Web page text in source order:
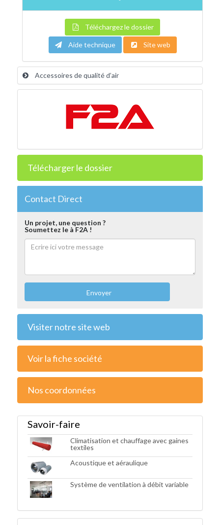
Téléchargez le dossier
Aide technique Site web
Accessoires de qualité d’air
Télécharger le dossier
Contact Direct
Un projet, une question ?
Soumettez le à F2A !
Envoyer
Visiter notre site web
Voir la fiche société
Nos coordonnées
Savoir-faire
Climatisation et chauffage avec gaines
textiles
Acoustique et aéraulique
Système de ventilation à débit variable